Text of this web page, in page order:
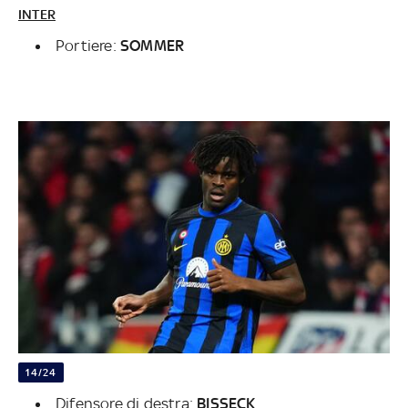
INTER
Portiere: SOMMER
14/24
Difensore di destra: BISSECK